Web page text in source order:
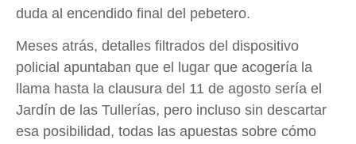
duda al encendido final del pebetero.
Meses atrás, detalles filtrados del dispositivo
policial apuntaban que el lugar que acogería la
llama hasta la clausura del 11 de agosto sería el
Jardín de las Tullerías, pero incluso sin descartar
esa posibilidad, todas las apuestas sobre cómo